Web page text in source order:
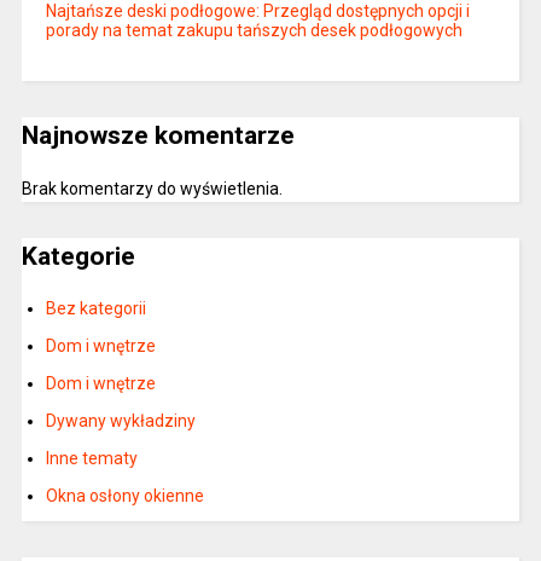
Najtańsze deski podłogowe: Przegląd dostępnych opcji i
porady na temat zakupu tańszych desek podłogowych
Najnowsze komentarze
Brak komentarzy do wyświetlenia.
Kategorie
Bez kategorii
Dom i wnętrze
Dom i wnętrze
Dywany wykładziny
Inne tematy
Okna osłony okienne